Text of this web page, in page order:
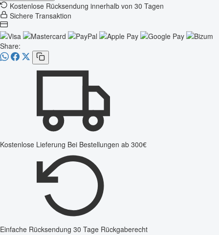
Kostenlose Rücksendung innerhalb von 30 Tagen
Sichere Transaktion
Share:
Kostenlose Lieferung Bei Bestellungen ab 300€
Einfache Rücksendung 30 Tage Rückgaberecht